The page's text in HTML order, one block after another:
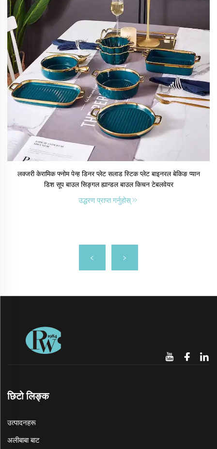
लक्जरी केरामिक फ्नोम पेन्ह डिनर प्लेट सलाड स्टिक प्लेट बाइनरल बेकिङ प्यान
डिश सूप बाउल सिङ्गल ह्यान्डल बाउल किचन टेबलवेयर
उद्धरण प्राप्त गर्नुहोस्
छिटो लिङ्क
उत्पादनहरू
अलीबाबा बाट